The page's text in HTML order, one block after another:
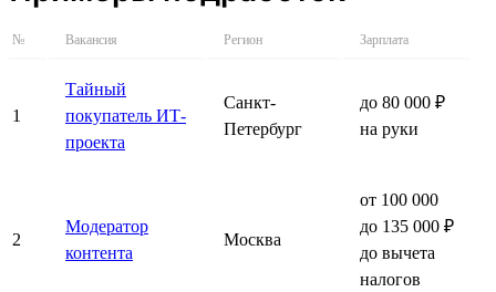
№ Вакансия Регион Зарплата
1
Тайный
покупатель ИТ-
проекта
Санкт-
Петербург
до 80 000 ₽
на руки
2
Модератор
контента
Москва
от 100 000
до 135 000 ₽
до вычета
налогов